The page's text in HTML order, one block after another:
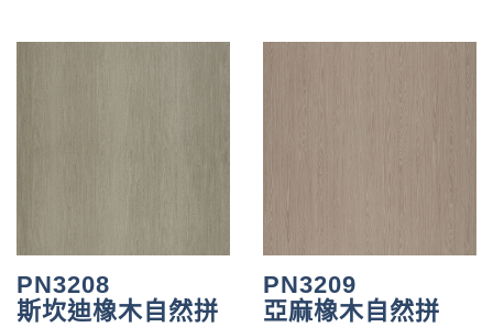
PN3208
斯坎迪橡木自然拼
PN3209
亞麻橡木自然拼